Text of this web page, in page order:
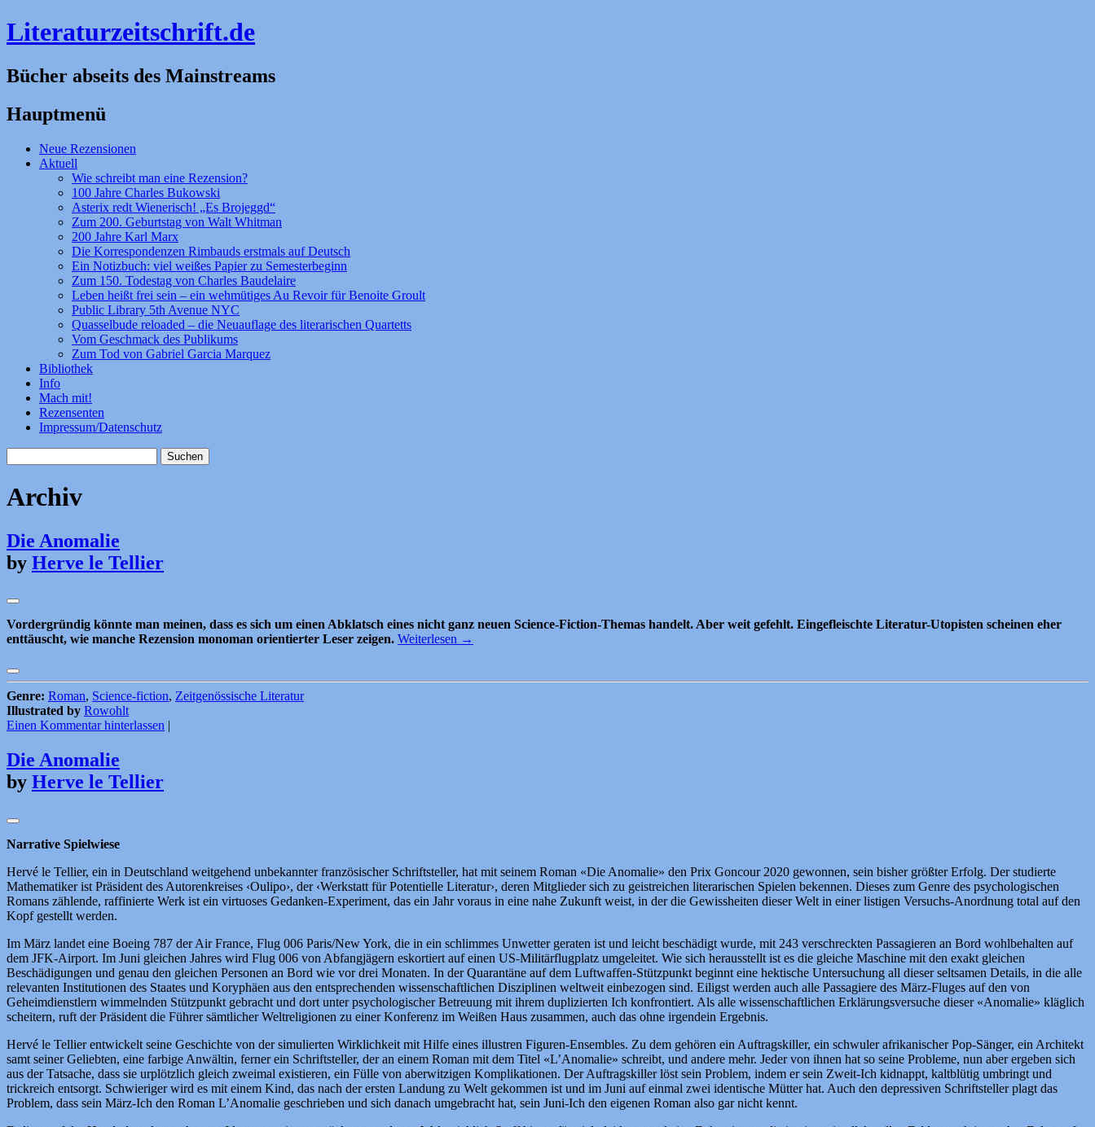
Literaturzeitschrift.de
Bücher abseits des Mainstreams
Hauptmenü
Zum
Inhalt
Neue Rezensionen
Aktuell
Wie schreibt man eine Rezension?
100 Jahre Charles Bukowski
Asterix redt Wienerisch! „Es Brojeggd“
Zum 200. Geburtstag von Walt Whitman
200 Jahre Karl Marx
Die Korrespondenzen Rimbauds erstmals auf Deutsch
Ein Notizbuch: viel weißes Papier zu Semesterbeginn
Zum 150. Todestag von Charles Baudelaire
Leben heißt frei sein – ein wehmütiges Au Revoir für Benoite Groult
Public Library 5th Avenue NYC
Quasselbude reloaded – die Neuauflage des literarischen Quartetts
Vom Geschmack des Publikums
Zum Tod von Gabriel Garcia Marquez
Bibliothek
Info
Mach mit!
Rezensenten
Impressum/Datenschutz
nach:
Archiv
Die Anomalie
by Herve le Tellier
Vordergründig könnte man meinen, dass es sich um einen Abklatsch eines nicht ganz neuen Science-Fiction-Themas handelt. Aber weit gefehlt. Eingefleischte Literatur-Utopisten scheinen eher
enttäuscht, wie manche Rezension monoman orientierter Leser zeigen. Weiterlesen →
Genre: Roman, Science-fiction, Zeitgenössische Literatur
Illustrated by Rowohlt
Einen Kommentar hinterlassen
Die Anomalie
by Herve le Tellier
Narrative Spielwiese
Hervé le Tellier, ein in Deutschland weitgehend unbekannter französischer Schriftsteller, hat mit seinem Roman «Die Anomalie» den Prix Goncour 2020 gewonnen, sein bisher größter Erfolg. Der studierte
Mathematiker ist Präsident des Autorenkreises ‹Oulipo›, der ‹Werkstatt für Potentielle Literatur›, deren Mitglieder sich zu geistreichen literarischen Spielen bekennen. Dieses zum Genre des psychologischen
Romans zählende, raffinierte Werk ist ein virtuoses Gedanken-Experiment, das ein Jahr voraus in eine nahe Zukunft weist, in der die Gewissheiten dieser Welt in einer listigen Versuchs-Anordnung total auf den
Kopf gestellt werden.
Im März landet eine Boeing 787 der Air France, Flug 006 Paris/New York, die in ein schlimmes Unwetter geraten ist und leicht beschädigt wurde, mit 243 verschreckten Passagieren an Bord wohlbehalten auf
dem JFK-Airport. Im Juni gleichen Jahres wird Flug 006 von Abfangjägern eskortiert auf einen US-Militärflugplatz umgeleitet. Wie sich herausstellt ist es die gleiche Maschine mit den exakt gleichen
Beschädigungen und genau den gleichen Personen an Bord wie vor drei Monaten. In der Quarantäne auf dem Luftwaffen-Stützpunkt beginnt eine hektische Untersuchung all dieser seltsamen Details, in die alle
relevanten Institutionen des Staates und Koryphäen aus den entsprechenden wissenschaftlichen Disziplinen weltweit einbezogen sind. Eiligst werden auch alle Passagiere des März-Fluges auf den von
Geheimdienstlern wimmelnden Stützpunkt gebracht und dort unter psychologischer Betreuung mit ihrem duplizierten Ich konfrontiert. Als alle wissenschaftlichen Erklärungsversuche dieser «Anomalie» kläglich
scheitern, ruft der Präsident die Führer sämtlicher Weltreligionen zu einer Konferenz im Weißen Haus zusammen, auch das ohne irgendein Ergebnis.
Hervé le Tellier entwickelt seine Geschichte von der simulierten Wirklichkeit mit Hilfe eines illustren Figuren-Ensembles. Zu dem gehören ein Auftragskiller, ein schwuler afrikanischer Pop-Sänger, ein Architekt
samt seiner Geliebten, eine farbige Anwältin, ferner ein Schriftsteller, der an einem Roman mit dem Titel «L’Anomalie» schreibt, und andere mehr. Jeder von ihnen hat so seine Probleme, nun aber ergeben sich
aus der Tatsache, dass sie urplötzlich gleich zweimal existieren, ein Fülle von aberwitzigen Komplikationen. Der Auftragskiller löst sein Problem, indem er sein Zweit-Ich kidnappt, kaltblütig umbringt und
trickreich entsorgt. Schwieriger wird es mit einem Kind, das nach der ersten Landung zu Welt gekommen ist und im Juni auf einmal zwei identische Mütter hat. Auch den depressiven Schriftsteller plagt das
Problem, dass sein März-Ich den Roman L’Anomalie geschrieben und sich danach umgebracht hat, sein Juni-Ich den eigenen Roman also gar nicht kennt.